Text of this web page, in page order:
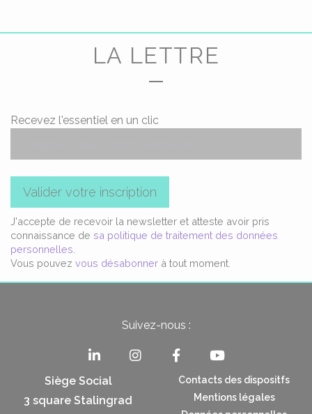
LA LETTRE
Recevez l'essentiel en un clic
Valider votre inscription
J'accepte de recevoir la newsletter et atteste avoir pris
connaissance de sa politique de traitement des données
personnelles
Vous pouvez vous désabonner à tout moment.
Suivez-nous :
Siège Social
3 square Stalingrad
Contacts des dispositfs
Mentions légales